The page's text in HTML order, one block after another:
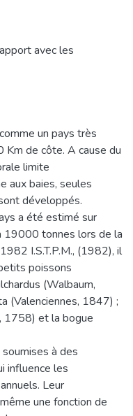
avec les
un pays très
de côte. A cause du
limite
aux baies, seules
développés.
a été estimé sur
19000 tonnes lors de la
I.S.T.P.M., (1982), il
poissons
(Walbaum,
(Valenciennes, 1847) ;
1758) et la bogue
à des
influence les
Leur
une fonction de